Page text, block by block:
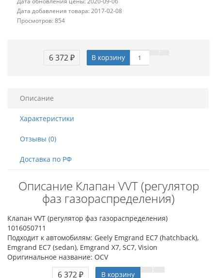
Дата добавления товара: 2017-02-08
Просмотров: 854
6 372 ₽ В корзину
Описание
Характеристики
Отзывы (0)
Доставка по РФ
Описание Клапан VVT (регулятор
фаз газораспределения)
Клапан VVT (регулятор фаз газораспределения)
1016050711
Подходит к автомобилям: Geely Emgrand EC7 (hatchback),
Emgrand EC7 (sedan), Emgrand X7, SC7, Vision
Оригинальное название: OCV
6 372 ₽
В корзину